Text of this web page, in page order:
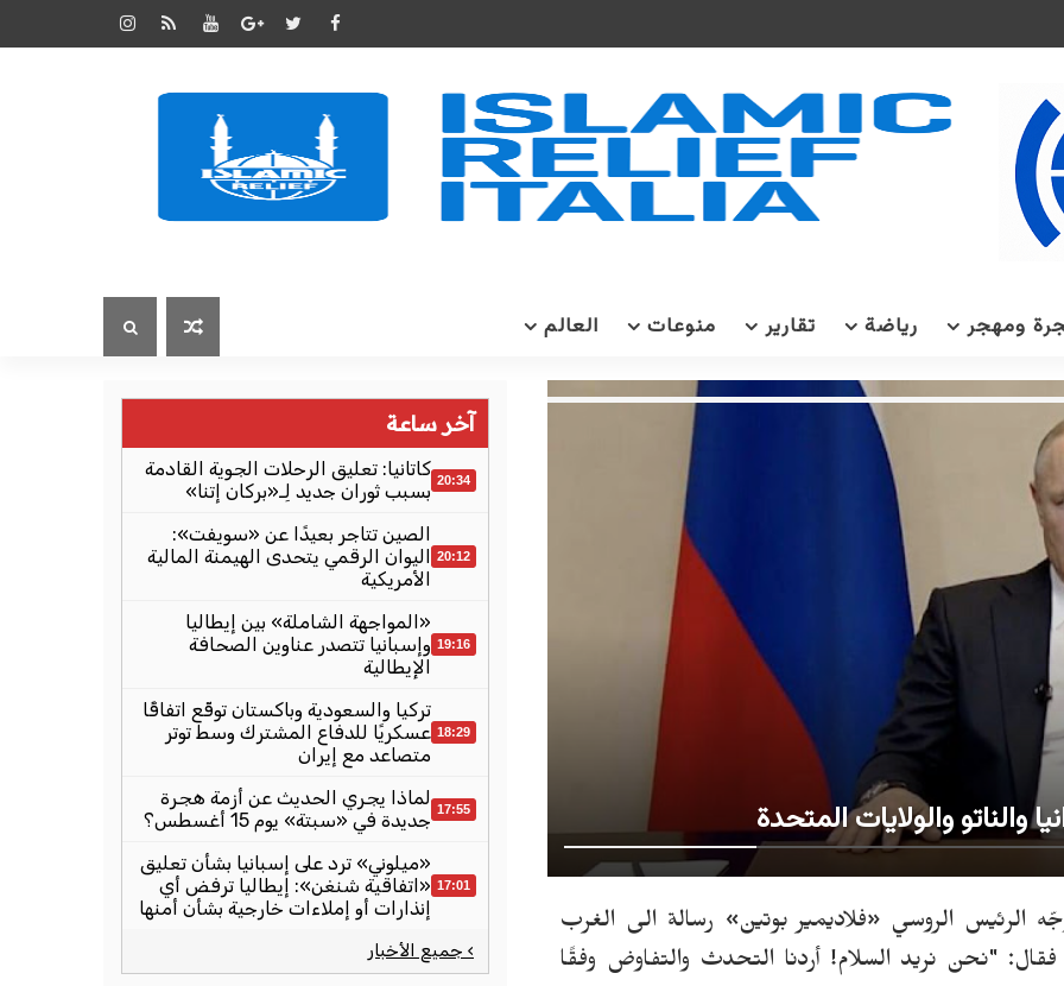
ومهجر رياضة تقارير منوعات العالم
والناتو والولايات المتحدة
«فلاديمير بوتين» رسالة الى الغرب
فقال: "نحن نريد السلام! أردنا التحدث والتفاوض وفقًا
آخر ساعة
20:34 كاتانيا: تعليق الرحلات الجوية القادمة
بسبب ثوران جديد لِـ«بركان إتنا»
20:12
الصين تتاجر بعيدًا عن «سويفت»:
اليوان الرقمي يتحدى الهيمنة المالية
الأمريكية
19:16
«المواجهة الشاملة» بين إيطاليا
وإسبانيا تتصدر عناوين الصحافة
الإيطالية
18:29
تركيا والسعودية وباكستان توقّع اتفاقًا
عسكريًا للدفاع المشترك وسط توتر
متصاعد مع إيران
17:55 لماذا يجري الحديث عن أزمة هجرة
جديدة في «سبتة» يوم 15 أغسطس؟
17:01
«ميلوني» ترد على إسبانيا بشأن تعليق
«اتفاقية شنغن»: إيطاليا ترفض أي
إنذارات أو إملاءات خارجية بشأن أمنها
› جميع الأخبار